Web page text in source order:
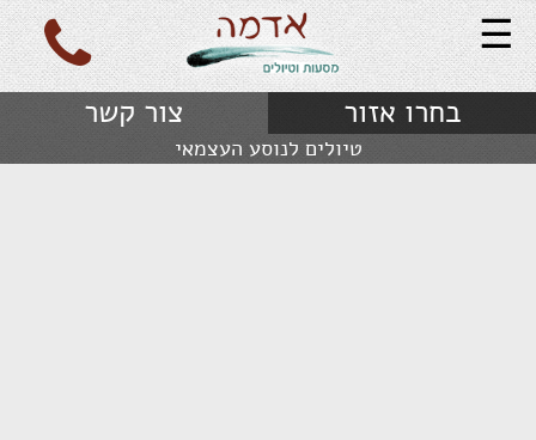
☰
צור קשר בחרו אזור
טיולים לנוסע העצמאי